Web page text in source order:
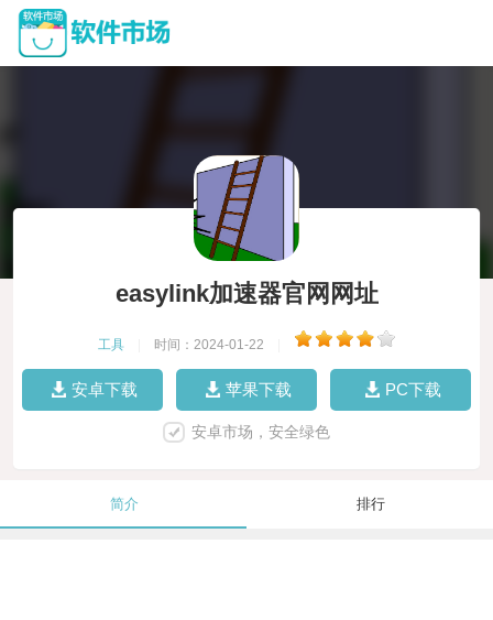
easylink加速器官网网址
工具 时间：2024-01-22
安卓下载 苹果下载 PC下载
安卓市场，安全绿色
简介 排行